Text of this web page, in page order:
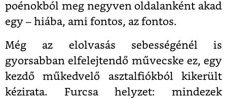
poénokból meg negyven oldalanként akad
egy – hiába, ami fontos, az fontos.
Még az elolvasás sebességénél is
gyorsabban elfelejtendő művecske ez, egy
kezdő műkedvelő asztalfiókból kikerült
kézirata. Furcsa helyzet: mindezek